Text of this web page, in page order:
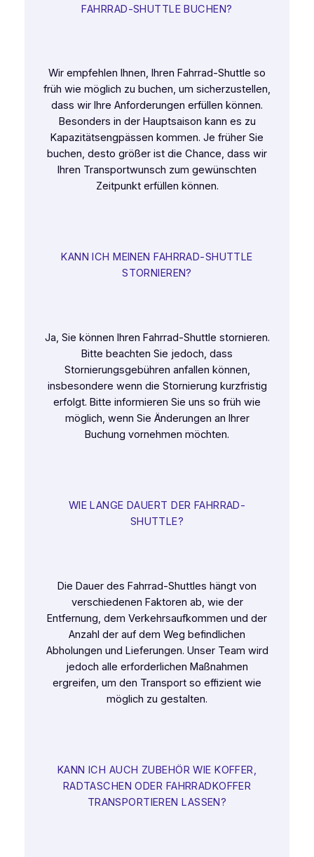
FAHRRAD-SHUTTLE BUCHEN?
Wir empfehlen Ihnen, Ihren Fahrrad-Shuttle so
früh wie möglich zu buchen, um sicherzustellen,
dass wir Ihre Anforderungen erfüllen können.
Besonders in der Hauptsaison kann es zu
Kapazitätsengpässen kommen. Je früher Sie
buchen, desto größer ist die Chance, dass wir
Ihren Transportwunsch zum gewünschten
Zeitpunkt erfüllen können.
KANN ICH MEINEN FAHRRAD-SHUTTLE
STORNIEREN?
Ja, Sie können Ihren Fahrrad-Shuttle stornieren.
Bitte beachten Sie jedoch, dass
Stornierungsgebühren anfallen können,
insbesondere wenn die Stornierung kurzfristig
erfolgt. Bitte informieren Sie uns so früh wie
möglich, wenn Sie Änderungen an Ihrer
Buchung vornehmen möchten.
WIE LANGE DAUERT DER FAHRRAD-
SHUTTLE?
Die Dauer des Fahrrad-Shuttles hängt von
verschiedenen Faktoren ab, wie der
Entfernung, dem Verkehrsaufkommen und der
Anzahl der auf dem Weg befindlichen
Abholungen und Lieferungen. Unser Team wird
jedoch alle erforderlichen Maßnahmen
ergreifen, um den Transport so effizient wie
möglich zu gestalten.
KANN ICH AUCH ZUBEHÖR WIE KOFFER,
RADTASCHEN ODER FAHRRADKOFFER
TRANSPORTIEREN LASSEN?